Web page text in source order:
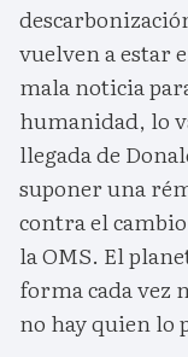
vuelven a estar
mala noticia
humanidad, lo
llegada de
suponer una
contra el
la OMS. El
forma cada vez
no hay quien lo